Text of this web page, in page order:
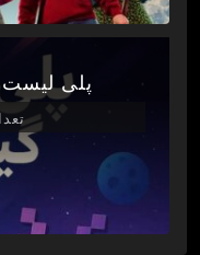
پلی لیست